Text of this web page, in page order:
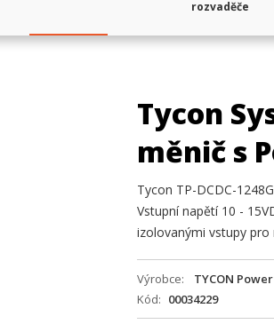
rozvaděče
Tycon
měnič s
Tycon TP-DCDC-
Vstupní napětí 10 -
izolovanými vstupy pro
Výrobce TYCON Power
Kód
00034229